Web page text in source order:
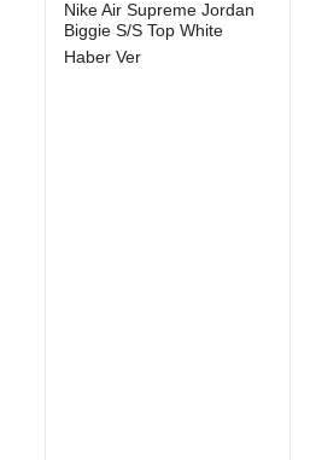
Nike Air Supreme Jordan
Biggie S/S Top White
Haber Ver